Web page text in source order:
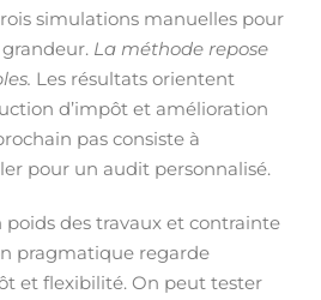
simulations manuelles pour
La méthode repose
Les résultats orientent
d’impôt et amélioration
pas consiste à
pour un audit personnalisé.
poids des travaux et contrainte
pragmatique regarde
et flexibilité. On peut tester